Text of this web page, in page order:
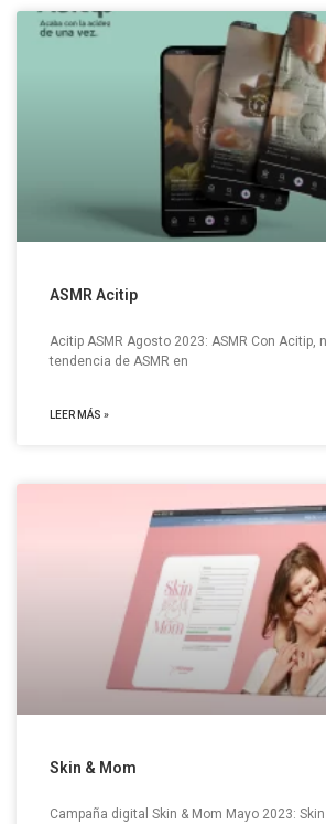
ASMR Acitip
Acitip ASMR Agosto 2023: ASMR Con Acitip,
tendencia de ASMR en
LEER MÁS »
Skin & Mom
Campaña digital Skin & Mom Mayo 2023: